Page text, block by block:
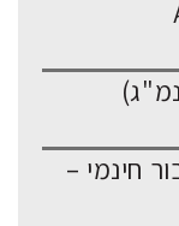
חינמי –